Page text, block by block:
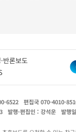
반론보도
6522 편집국 070-4010-
발행·편집인 : 강석운 발행